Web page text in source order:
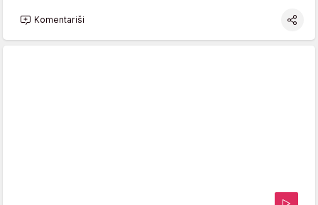
Komentariši